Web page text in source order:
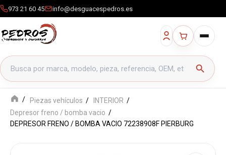
973 21 60 45 info@desguacespedros.es
Buscar productos
search
Piezas vehículos
INTERIOR
Depresor freno / bomba vacio
DEPRESOR FRENO / BOMBA VACIO 72238908F PIERBURG